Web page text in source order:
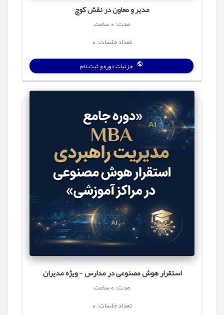
مدیر و معاون در نقش کوچ
مدت: 0 ساعت
تعداد جلسات: 0
جزئیات دوره و ثبت نام
استقرار هوش مصنوعی در مدارس - ویژه مدیران
مدت: 0 ساعت
تعداد جلسات: 0